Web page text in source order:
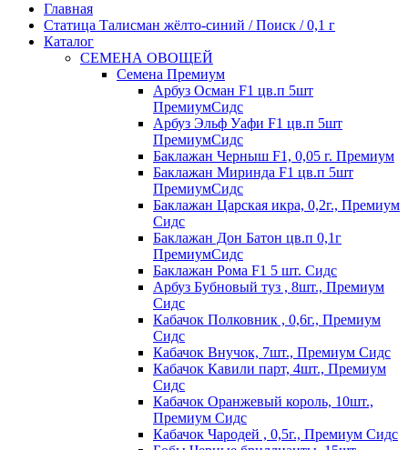
Главная
Статица Талисман жёлто-синий / Поиск / 0,1 г
Каталог
СЕМЕНА ОВОЩЕЙ
Семена Премиум
Арбуз Осман F1 цв.п 5шт
ПремиумСидс
Арбуз Эльф Уафи F1 цв.п 5шт
ПремиумСидс
Баклажан Черныш F1, 0,05 г. Премиум
Баклажан Миринда F1 цв.п 5шт
ПремиумСидс
Баклажан Царская икра, 0,2г., Премиум
Сидс
Баклажан Дон Батон цв.п 0,1г
ПремиумСидс
Баклажан Рома F1 5 шт. Сидс
Арбуз Бубновый туз , 8шт., Премиум
Сидс
Кабачок Полковник , 0,6г., Премиум
Сидс
Кабачок Внучок, 7шт., Премиум Сидс
Кабачок Кавили парт, 4шт., Премиум
Сидс
Кабачок Оранжевый король, 10шт.,
Премиум Сидс
Кабачок Чародей , 0,5г., Премиум Сидс